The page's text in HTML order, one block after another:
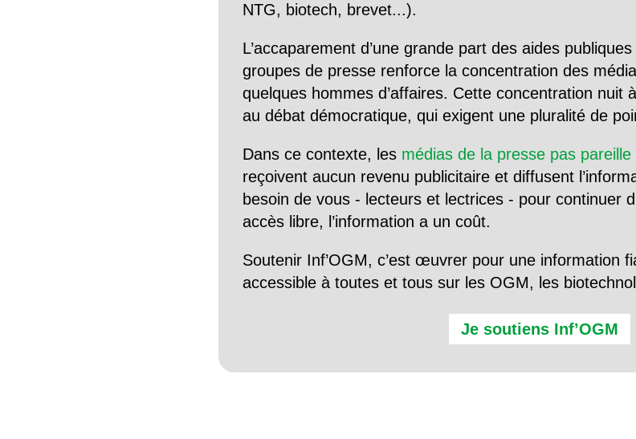
NTG, biotech, brevet...).
L’accaparement d’une grande part des aides
groupes de presse renforce la concentration des
quelques hommes d’affaires. Cette concentration nuit
au débat démocratique, qui exigent une pluralité de
Dans ce contexte, les médias de la presse pas pareille
reçoivent aucun revenu publicitaire et diffusent
besoin de vous - lecteurs et lectrices - pour continuer
accès libre, l’information a un coût.
Soutenir Inf’OGM, c’est œuvrer pour une information
accessible à toutes et tous sur les OGM, les
Je soutiens Inf’OGM